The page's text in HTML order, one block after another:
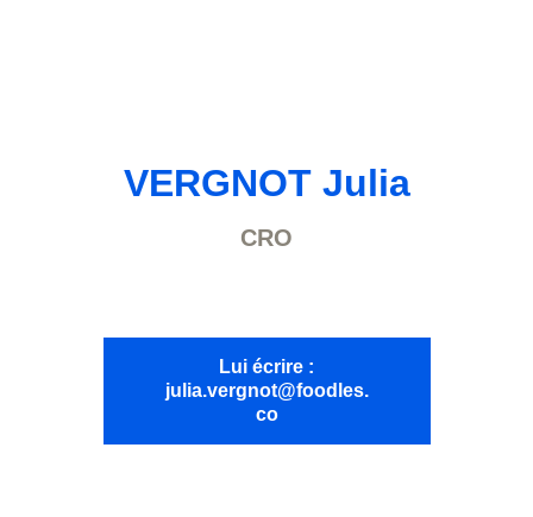
VERGNOT Julia
CRO
Lui écrire :
julia.vergnot@foodles.
co